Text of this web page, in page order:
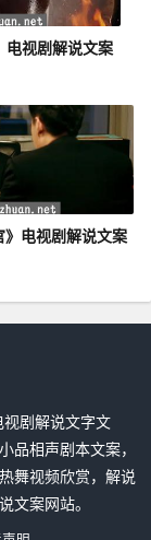
电视剧解说文案
》电视剧解说文案
剧解说文字文
品相声剧本文案，
舞视频欣赏，解说
文案网站。